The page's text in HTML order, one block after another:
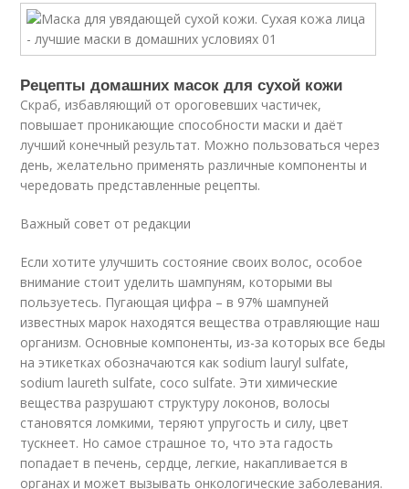
Рецепты домашних масок для сухой кожи
Скраб, избавляющий от ороговевших частичек,
повышает проникающие способности маски и даёт
лучший конечный результат. Можно пользоваться через
день, желательно применять различные компоненты и
чередовать представленные рецепты.
Важный совет от редакции
Если хотите улучшить состояние своих волос, особое
внимание стоит уделить шампуням, которыми вы
пользуетесь. Пугающая цифра – в 97% шампуней
известных марок находятся вещества отравляющие наш
организм. Основные компоненты, из-за которых все беды
на этикетках обозначаются как sodium lauryl sulfate,
sodium laureth sulfate, coco sulfate. Эти химические
вещества разрушают структуру локонов, волосы
становятся ломкими, теряют упругость и силу, цвет
тускнеет. Но самое страшное то, что эта гадость
попадает в печень, сердце, легкие, накапливается в
органах и может вызывать онкологические заболевания.